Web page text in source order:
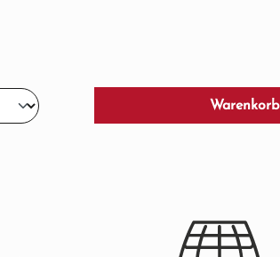
Warenkorb